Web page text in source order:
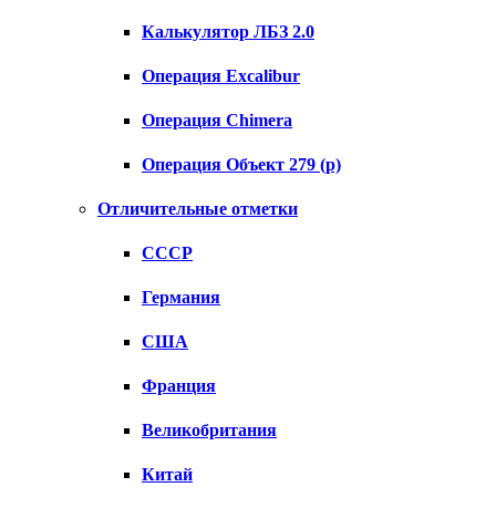
Калькулятор ЛБЗ 2.0
Операция Excalibur
Операция Chimera
Операция Объект 279 (р)
Отличительные отметки
СССР
Германия
США
Франция
Великобритания
Китай